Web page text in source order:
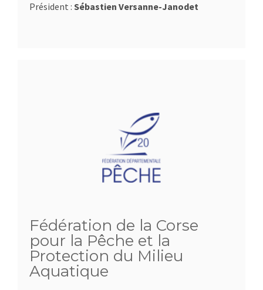
Président : Sébastien Versanne-Janodet
Fédération de la Corse
pour la Pêche et la
Protection du Milieu
Aquatique